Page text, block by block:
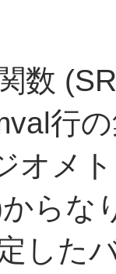
数
行
オメ
らな
した